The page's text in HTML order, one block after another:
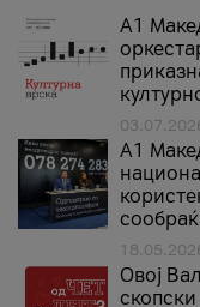
А1
A1
Овој